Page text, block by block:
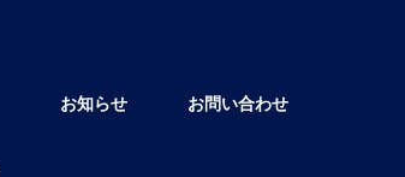
お知らせ お問い合わせ